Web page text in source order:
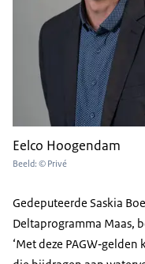
Eelco Hoogendam
Beeld: © Privé
Gedeputeerde Saskia
Deltaprogramma Maas,
‘Met deze